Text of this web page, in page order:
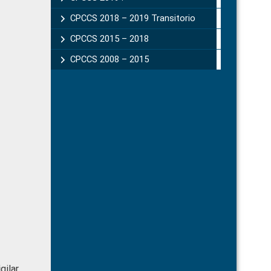
CPCCS 2018 – 2019 Transitorio
CPCCS 2015 – 2018
CPCCS 2008 – 2015